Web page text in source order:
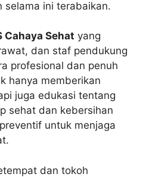
selama ini terabaikan.
Cahaya Sehat yang
dan staf pendukung
profesional dan penuh
hanya memberikan
juga edukasi tentang
sehat dan kebersihan
untuk menjaga
dan tokoh